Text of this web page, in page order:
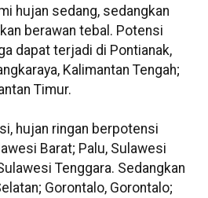
hujan sedang, sedangkan
berawan tebal. Potensi
dapat terjadi di Pontianak,
Kalimantan Tengah;
Timur.
hujan ringan berpotensi
Barat; Palu, Sulawesi
Tenggara. Sedangkan
Gorontalo, Gorontalo;